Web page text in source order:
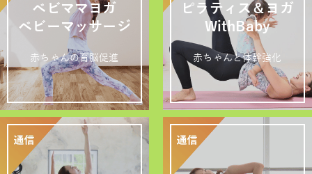
ベビママヨガ
ベビーマッサージ
赤ちゃんの育脳促進
ピラティス＆ヨガ
WithBaby
赤ちゃんと体幹強化